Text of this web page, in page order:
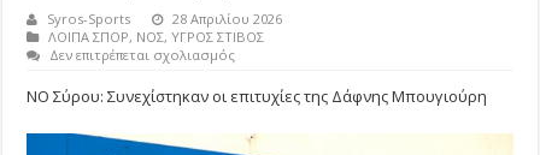
Syros-Sports
28 Απριλίου 2026
ΛΟΙΠΑ ΣΠΟΡ, ΝΟΣ,ΥΓΡΟΣ ΣΤΙΒΟΣ
Δεν επιτρέπεται σχολιασμόςστο
Σύρου:
Συνεχίστηκαν
επιτυχίες
ΝΟ Σύρου: Συνεχίστηκαν οι επιτυχίες της Δάφνης Μπουγιούρη